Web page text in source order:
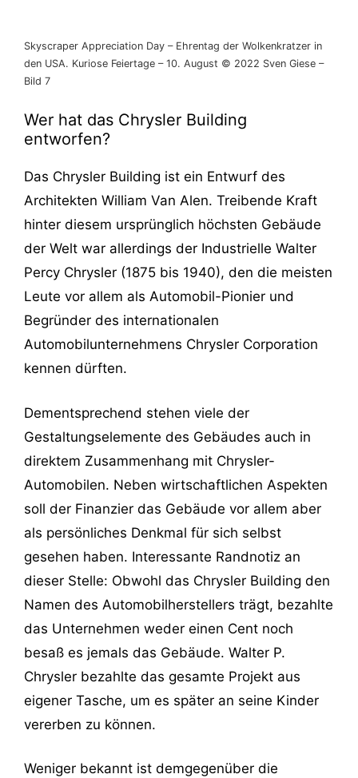
Skyscraper Appreciation Day – Ehrentag der Wolkenkratzer in
den USA. Kuriose Feiertage – 10. August © 2022 Sven Giese –
Bild 7
Wer hat das Chrysler Building
entworfen?
Das Chrysler Building ist ein Entwurf des
Architekten William Van Alen. Treibende Kraft
hinter diesem ursprünglich höchsten Gebäude
der Welt war allerdings der Industrielle Walter
Percy Chrysler (1875 bis 1940), den die meisten
Leute vor allem als Automobil-Pionier und
Begründer des internationalen
Automobilunternehmens Chrysler Corporation
kennen dürften.
Dementsprechend stehen viele der
Gestaltungselemente des Gebäudes auch in
direktem Zusammenhang mit Chrysler-
Automobilen. Neben wirtschaftlichen Aspekten
soll der Finanzier das Gebäude vor allem aber
als persönliches Denkmal für sich selbst
gesehen haben. Interessante Randnotiz an
dieser Stelle: Obwohl das Chrysler Building den
Namen des Automobilherstellers trägt, bezahlte
das Unternehmen weder einen Cent noch
besaß es jemals das Gebäude. Walter P.
Chrysler bezahlte das gesamte Projekt aus
eigener Tasche, um es später an seine Kinder
vererben zu können.
Weniger bekannt ist demgegenüber die